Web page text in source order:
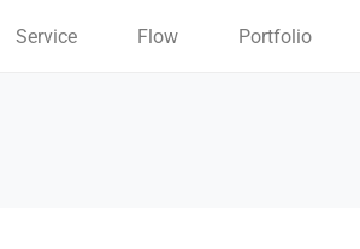
Service Flow Portfolio